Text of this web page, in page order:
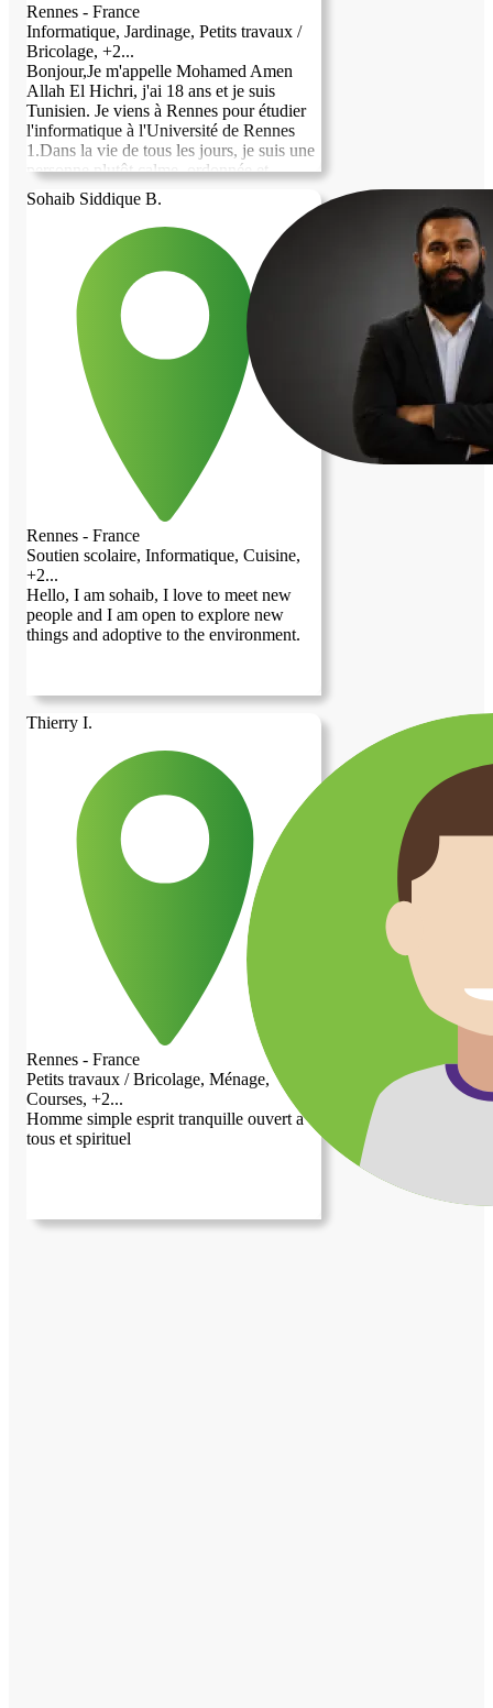
Rennes - France
Informatique, Jardinage, Petits travaux /
Bricolage, +2...
Bonjour,Je m'appelle Mohamed Amen
Allah El Hichri, j'ai 18 ans et je suis
Tunisien. Je viens à Rennes pour étudier
l'informatique à l'Université de Rennes
1.Dans la vie de tous les jours, je suis une
personne plutôt calme, ordonnée et
discrète. J'ai un rythme de vie régulier : je
suis sérieux dans mes études, j'aime me
lever tôt et j'accorde une grande
importance à la propreté et au calme de
mon espace de vie.Ce que je recherche :Je
recherche plus qu'un simple logement
économique ; je souhaite trouver un
véritable lieu d'échange humain et de
bienveillance. Vivre chez l'habitant est
pour moi une opportunité unique de
découvrir la culture française de l'intérieur,
de perfectionner ma langue, et de partager
des moments conviviaux (comme un repas
ou une discussion en fin de journée) tout
en respectant scrupuleusement l'intimité et
le repos de mon hôte.
Sohaib Siddique B.
Rennes - France
Soutien scolaire, Informatique, Cuisine,
+2...
Hello, I am sohaib, I love to meet new
people and I am open to explore new
things and adoptive to the environment.
Thierry I.
Rennes - France
Petits travaux / Bricolage, Ménage,
Courses, +2...
Homme simple esprit tranquille ouvert a
tous et spirituel